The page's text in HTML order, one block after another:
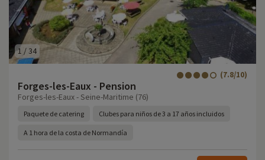
1 /34
Forges-les-Eaux - Pension
(7.8/10)
Forges-les-Eaux - Seine-Maritime (76)
Paquete de catering Clubes para niños de 3 a 17 años incluidos
A 1 hora de la costa de Normandía